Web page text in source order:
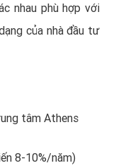
nhau phù hợp với
của nhà đầu tư
tâm Athens
8-10%/năm)